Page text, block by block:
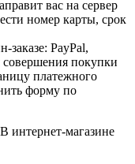
вас на сервер
номер карты, срок
PayPal,
покупки
платежного
форму по
интернет-магазине